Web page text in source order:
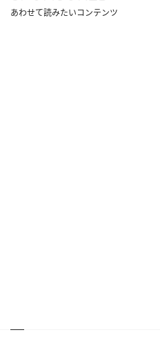
あわせて読みたいコンテンツ